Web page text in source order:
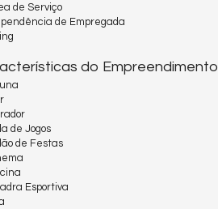
de Serviço
de Empregada
do Empreendimento
de Jogos
de Festas
Esportiva